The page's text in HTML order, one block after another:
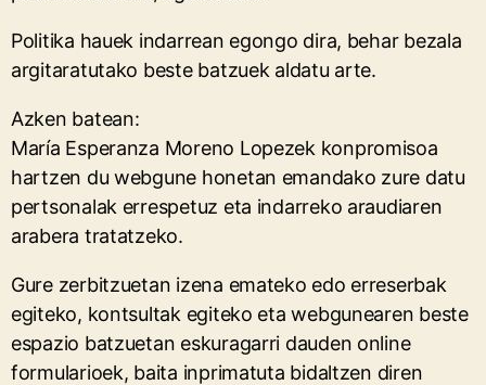
Politika hauek indarrean egongo dira, behar bezala
argitaratutako beste batzuek aldatu arte.
Azken batean:
María Esperanza Moreno Lopezek konpromisoa
hartzen du webgune honetan emandako zure datu
pertsonalak errespetuz eta indarreko araudiaren
arabera tratatzeko.
Gure zerbitzuetan izena emateko edo erreserbak
egiteko, kontsultak egiteko eta webgunearen beste
espazio batzuetan eskuragarri dauden online
formularioek, baita inprimatuta bidaltzen diren